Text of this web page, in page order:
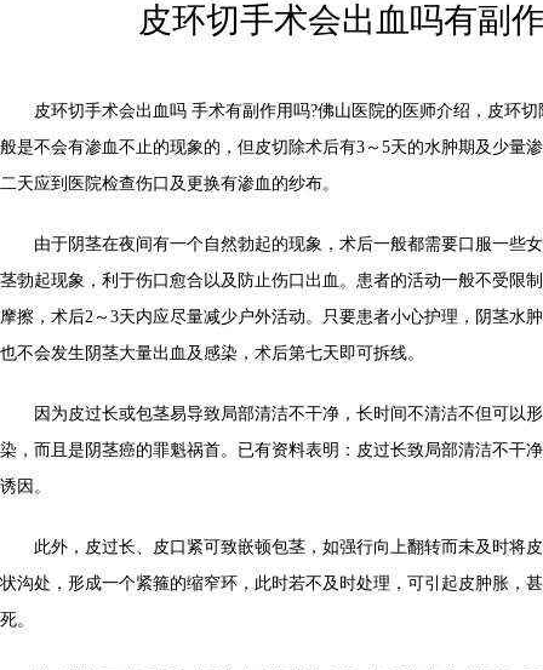
皮环切手术会出血吗有副
皮环切手术会出血吗 手术有副作用吗?佛山医院的医师介绍，皮环切
般是不会有渗血不止的现象的，但皮切除术后有3～5天的水肿期及少量
二天应到医院检查伤口及更换有渗血的纱布。
由于阴茎在夜间有一个自然勃起的现象，术后一般都需要口服一些
茎勃起现象，利于伤口愈合以及防止伤口出血。患者的活动一般不受限
摩擦，术后2～3天内应尽量减少户外活动。只要患者小心护理，阴茎水
也不会发生阴茎大量出血及感染，术后第七天即可拆线。
因为皮过长或包茎易导致局部清洁不干净，长时间不清洁不但可以
染，而且是阴茎癌的罪魁祸首。已有资料表明：皮过长致局部清洁不干
诱因。
此外，皮过长、皮口紧可致嵌顿包茎，如强行向上翻转而未及时将
状沟处，形成一个紧箍的缩窄环，此时若不及时处理，可引起皮肿胀，
死。